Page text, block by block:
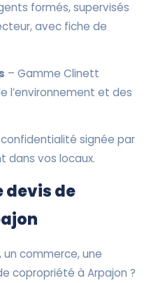
formés, supervisés
avec fiche de
– Gamme Clinett
l’environnement et des
confidentialité signée par
dans vos locaux.
devis de
commerce, une
copropriété à Arpajon ?